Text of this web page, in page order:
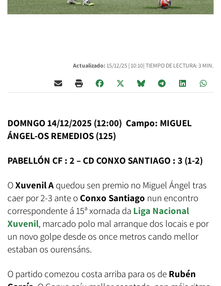
Actualizado: 15/12/25 | 10:10| TIEMPO DE LECTURA: 3 MIN.
DOMNGO 14/12/2025 (12:00) Campo: MIGUEL
ÁNGEL-OS REMEDIOS (125)
PABELLÓN CF : 2 – CD CONXO SANTIAGO : 3 (1-2)
OXuvenil A quedou sen premio no Miguel Ángel tras
caer por 2-3 ante o Conxo Santiago nun encontro
correspondente á 15ª xornada da Liga Nacional
Xuvenil, marcado polo mal arranque dos locais e por
un novo golpe desde os once metros cando mellor
estaban os ourensáns.
O partido comezou costa arriba para os de Rubén